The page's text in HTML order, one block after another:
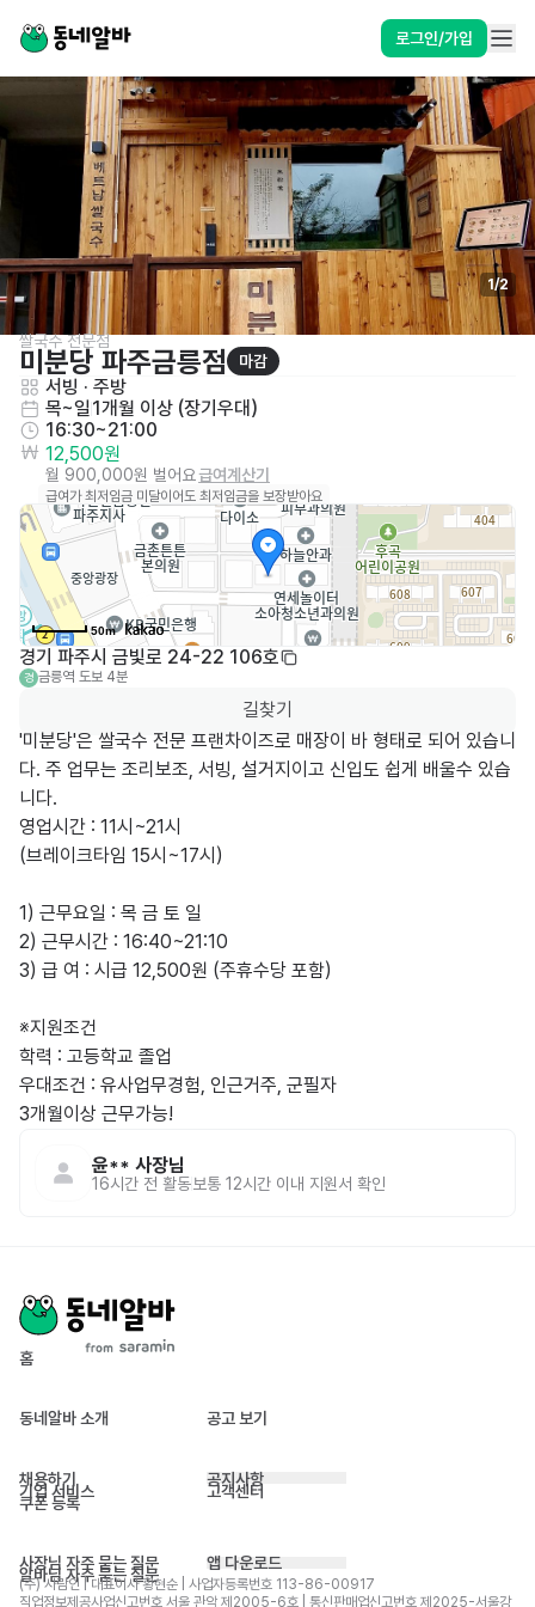
로그인/가입
1/2
쌀국수 전문점
미분당 파주금릉점 마감
서빙 · 주방
목~일1개월 이상 (장기우대)
16:30~21:00
12,500원
월 900,000원 벌어요급여계산기
급여가 최저임금 미달이어도 최저임금을 보장받아요
50m
경기 파주시 금빛로 24-22 106호
경 금릉역 도보 4분
길찾기
'미분당'은 쌀국수 전문 프랜차이즈로 매장이 바 형태로 되어 있습니
다. 주 업무는 조리보조, 서빙, 설거지이고 신입도 쉽게 배울수 있습
니다.
영업시간 : 11시~21시
(브레이크타임 15시~17시)
1) 근무요일 : 목 금 토 일
2) 근무시간 : 16:40~21:10
3) 급 여 : 시급 12,500원 (주휴수당 포함)
※지원조건
학력 : 고등학교 졸업
우대조건 : 유사업무경험, 인근거주, 군필자
윤** 사장님
16시간 전 활동 보통 12시간 이내 지원서 확인
홈
동네알바 소개 공고 보기
채용하기
기업 서비스
쿠폰 등록
공지사항
고객센터
사장님 자주 묻는 질문
알바님 자주 묻는 질문
앱 다운로드
(주) 사람인 | 대표이사 황현순 | 사업자등록번호 113-86-00917
직업정보제공사업신고번호 서울 관악 제2005-6호 | 통신판매업신고번호 제2025-서울강